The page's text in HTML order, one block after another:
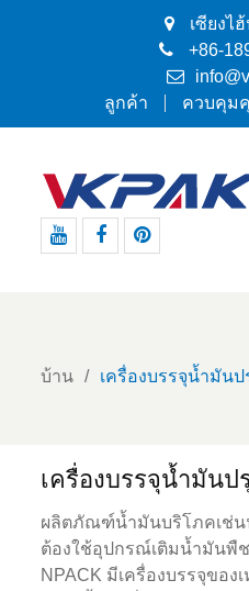
เซียงไ
+86-
ลูกค้า
ควบคุม
บ้าน เครื่องบรรจุน้ำมันป
เครื่องบรรจุน้ำมันป
ผลิตภัณฑ์น้ำมันบริโภคเช่น
ต้องใช้อุปกรณ์เติมน้ำมันพื
NPACK มีเครื่องบรรจุขอ